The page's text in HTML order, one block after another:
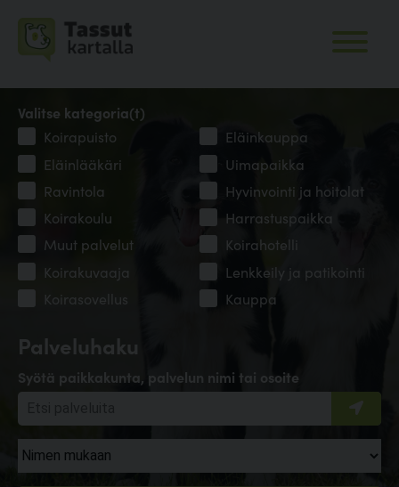
Palveluhaku
Syötä paikkakunta, palvelun nimi tai osoite
Valitse kategoria(t)
Koirapuisto
Eläinkauppa
Eläinlääkäri
Uimapaikka
Ravintola
Hyvinvointi ja hoitolat
Koirakoulu
Harrastuspaikka
Muut palvelut
Koirahotelli
Koirakuvaaja
Lenkkeily ja patikointi
Koirasovellus
Kauppa